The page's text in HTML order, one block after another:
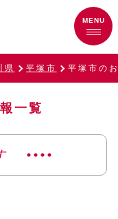
県 平塚市 平塚市の
一覧